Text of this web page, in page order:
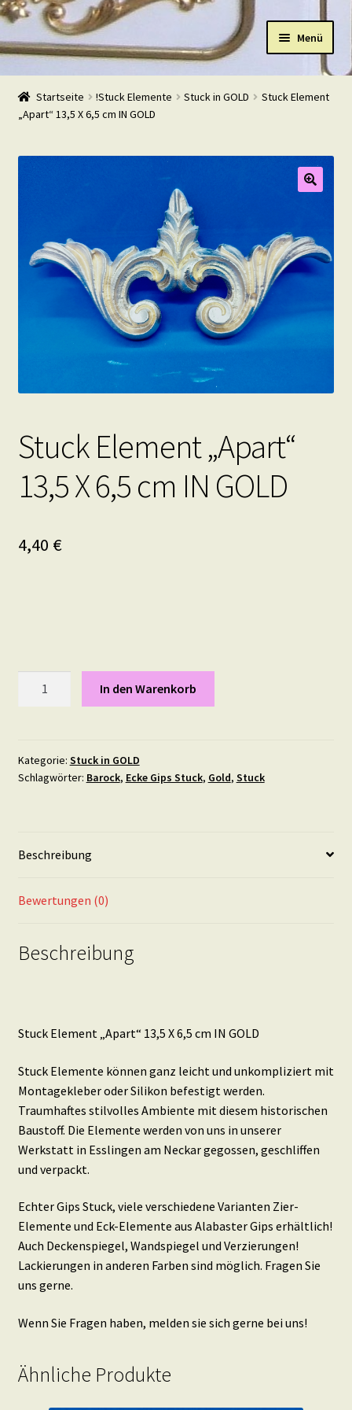
Navigation
Zum
Inhalt
Menü
Start
Shop
Warenkorb
Kasse
Beispiele
Startseite !Stuck Elemente Stuck in GOLD
Stuck Element
„Apart“ 13,5 X 6,5 cm IN GOLD
Stuck Element „Apart“
13,5 X 6,5 cm IN GOLD
4,40 €
X
6,5
Menge
In den Warenkorb
Kategorie: Stuck in GOLD
Schlagwörter: Barock, Ecke Gips Stuck, Gold, Stuck
Beschreibung
Bewertungen (0)
Beschreibung
Stuck Element „Apart“ 13,5 X 6,5 cm IN GOLD
Stuck Elemente können ganz leicht und unkompliziert mit
Montagekleber oder Silikon befestigt werden.
Traumhaftes stilvolles Ambiente mit diesem historischen
Baustoff. Die Elemente werden von uns in unserer
Werkstatt in Esslingen am Neckar gegossen, geschliffen
und verpackt.
Echter Gips Stuck, viele verschiedene Varianten Zier-
Elemente und Eck-Elemente aus Alabaster Gips erhältlich!
Auch Deckenspiegel, Wandspiegel und Verzierungen!
Lackierungen in anderen Farben sind möglich. Fragen Sie
uns gerne.
Wenn Sie Fragen haben, melden sie sich gerne bei uns!
Ähnliche Produkte